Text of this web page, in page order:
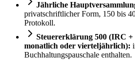
Jährliche
privatschriftlicher Form, 150 bis
Protokoll.
Steuererklärung 500 (IRC
monatlich oder vierteljährlich):
Buchhaltungspauschale enthalten.